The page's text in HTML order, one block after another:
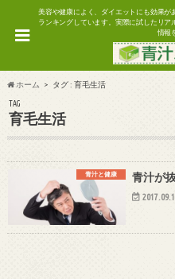
美容や健康によく、ダイエットにも効果が
ランキングしています。実際に試したリア
情報
ホーム タグ : 育毛生活
TAG
育毛生活
青汁と健康 青汁が